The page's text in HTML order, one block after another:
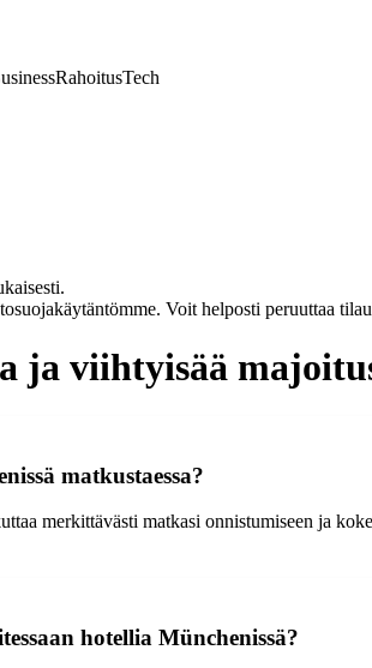
RahoitusTech
Voit helposti peruuttaa
ja viihtyisää
matkustaessa?
merkittävästi matkasi onnistumiseen ja
hotellia Münchenissä?